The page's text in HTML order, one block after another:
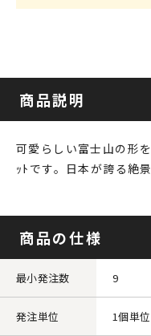
商品説明
可愛らしい富士山の形
ｯﾄです。日本が誇る絶
商品の仕様
最小発注数 9
発注単位 1個単位